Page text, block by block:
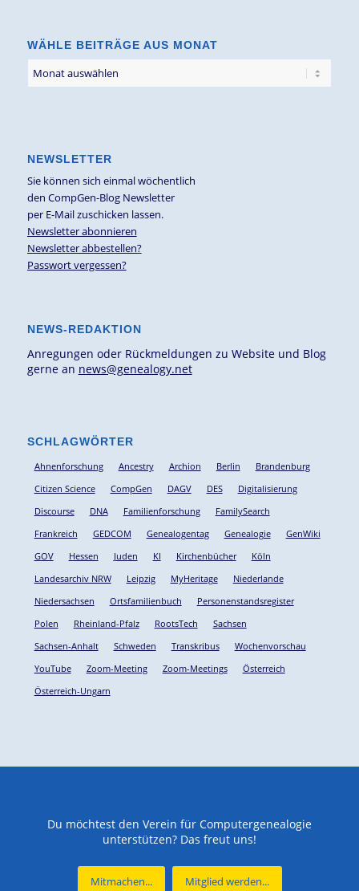
WÄHLE BEITRÄGE AUS MONAT
NEWSLETTER
Sie können sich einmal wöchentlich
den CompGen-Blog Newsletter
per E-Mail zuschicken lassen.
Newsletter abonnieren
Newsletter abbestellen?
Passwort vergessen?
NEWS-REDAKTION
Anregungen oder Rückmeldungen zu Website und Blog
gerne an news@genealogy.net
SCHLAGWÖRTER
Ahnenforschung Ancestry Archion Berlin
Brandenburg
Citizen Science
CompGen DAGV DES
Digitalisierung
Discourse
DNA Familienforschung
FamilySearch
Frankreich
GEDCOM Genealogentag Genealogie
GenWiki
GOV
Hessen Juden KI Kirchenbücher
Köln
Landesarchiv NRW
Leipzig MyHeritage
Niederlande
Niedersachsen
Ortsfamilienbuch
Personenstandsregister
Polen
Rheinland-Pfalz RootsTech
Sachsen
Sachsen-Anhalt
Schweden Transkribus
Wochenvorschau
YouTube
Zoom-Meeting Zoom-Meetings
Österreich
Österreich-Ungarn
Du möchtest den Verein für Computergenealogie
unterstützen? Das freut uns!
Mitmachen... Mitglied werden...